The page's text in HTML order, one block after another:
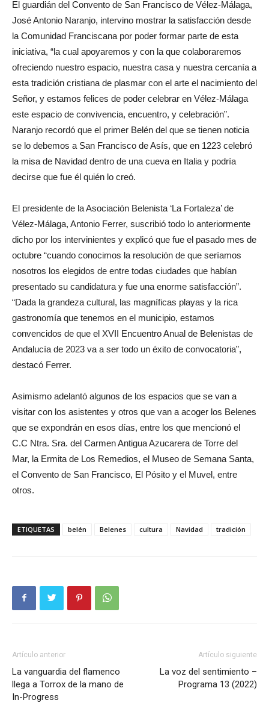
El guardián del Convento de San Francisco de Vélez-Málaga,
José Antonio Naranjo, intervino mostrar la satisfacción desde
la Comunidad Franciscana por poder formar parte de esta
iniciativa, “la cual apoyaremos y con la que colaboraremos
ofreciendo nuestro espacio, nuestra casa y nuestra cercanía a
esta tradición cristiana de plasmar con el arte el nacimiento del
Señor, y estamos felices de poder celebrar en Vélez-Málaga
este espacio de convivencia, encuentro, y celebración”.
Naranjo recordó que el primer Belén del que se tienen noticia
se lo debemos a San Francisco de Asís, que en 1223 celebró
la misa de Navidad dentro de una cueva en Italia y podría
decirse que fue él quién lo creó.
El presidente de la Asociación Belenista ‘La Fortaleza’ de
Vélez-Málaga, Antonio Ferrer, suscribió todo lo anteriormente
dicho por los intervinientes y explicó que fue el pasado mes de
octubre “cuando conocimos la resolución de que seríamos
nosotros los elegidos de entre todas ciudades que habían
presentado su candidatura y fue una enorme satisfacción”.
“Dada la grandeza cultural, las magníficas playas y la rica
gastronomía que tenemos en el municipio, estamos
convencidos de que el XVII Encuentro Anual de Belenistas de
Andalucía de 2023 va a ser todo un éxito de convocatoria”,
destacó Ferrer.
Asimismo adelantó algunos de los espacios que se van a
visitar con los asistentes y otros que van a acoger los Belenes
que se expondrán en esos días, entre los que mencionó el
C.C Ntra. Sra. del Carmen Antigua Azucarera de Torre del
Mar, la Ermita de Los Remedios, el Museo de Semana Santa,
el Convento de San Francisco, El Pósito y el Muvel, entre
otros.
ETIQUETAS belén Belenes cultura Navidad tradición
Artículo anterior
La vanguardia del flamenco
llega a Torrox de la mano de
In-Progress
Artículo siguiente
La voz del sentimiento –
Programa 13 (2022)